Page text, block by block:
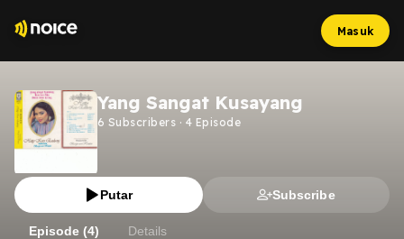
Masuk
Yang Sangat Kusayang
6 Subscribers · 4 Episode
Putar Subscribe
Episode (4) Details